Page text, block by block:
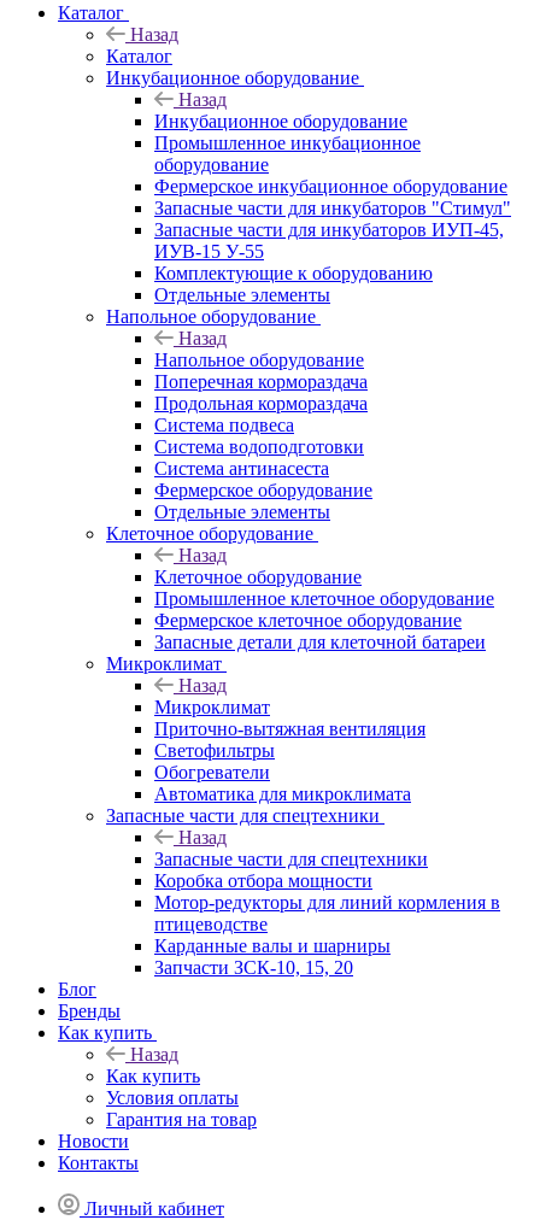
Каталог
Назад
Каталог
Инкубационное оборудование
Назад
Инкубационное оборудование
Промышленное инкубационное
оборудование
Фермерское инкубационное оборудование
Запасные части для инкубаторов "Стимул"
Запасные части для инкубаторов ИУП-45,
ИУВ-15 У-55
Комплектующие к оборудованию
Отдельные элементы
Напольное оборудование
Назад
Напольное оборудование
Поперечная кормораздача
Продольная кормораздача
Система подвеса
Система водоподготовки
Система антинасеста
Фермерское оборудование
Отдельные элементы
Клеточное оборудование
Назад
Клеточное оборудование
Промышленное клеточное оборудование
Фермерское клеточное оборудование
Запасные детали для клеточной батареи
Микроклимат
Назад
Микроклимат
Приточно-вытяжная вентиляция
Светофильтры
Обогреватели
Автоматика для микроклимата
Запасные части для спецтехники
Назад
Запасные части для спецтехники
Коробка отбора мощности
Мотор-редукторы для линий кормления в
птицеводстве
Карданные валы и шарниры
Запчасти ЗСК-10, 15, 20
Блог
Бренды
Как купить
Назад
Как купить
Условия оплаты
Гарантия на товар
Новости
Контакты
Личный кабинет